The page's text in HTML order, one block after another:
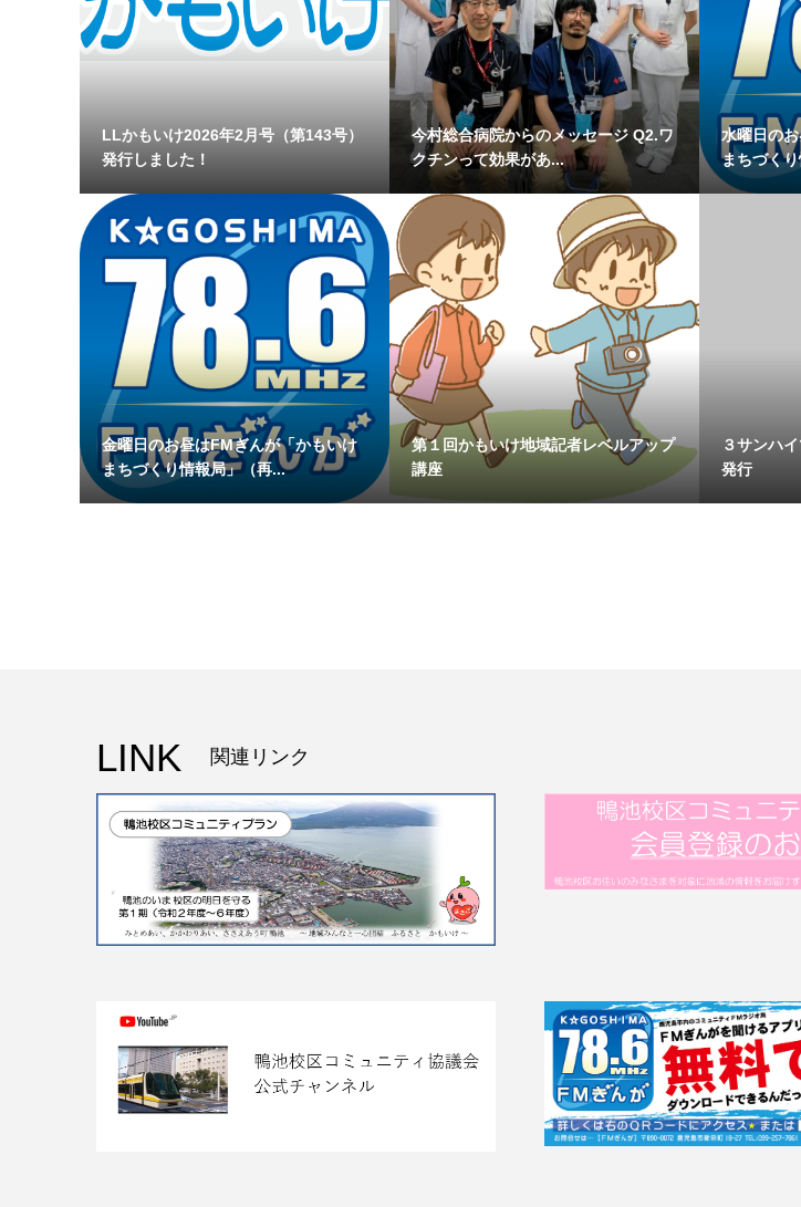
LLかもいけ2026年2月号（第143号）
発行しました！
今村総合病院からのメッセージ Q2.ワ
クチンって効果があ...
水曜日の
まちづく
金曜日のお昼はFMぎんが「かもいけ
まちづくり情報局」（再...
第１回かもいけ地域記者レベルアップ
講座
３サンハ
発行
LINK 関連リンク